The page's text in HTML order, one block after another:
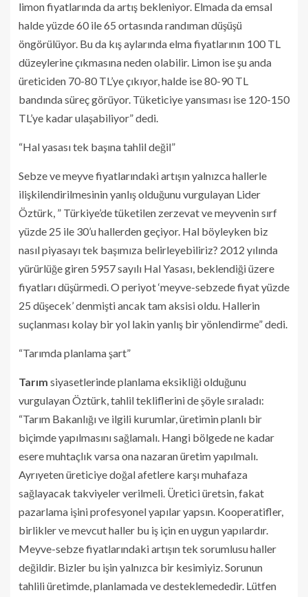
limon fiyatlarında da artış bekleniyor. Elmada da emsal
halde yüzde 60 ile 65 ortasında randıman düşüşü
öngörülüyor. Bu da kış aylarında elma fiyatlarının 100 TL
düzeylerine çıkmasına neden olabilir. Limon ise şu anda
üreticiden 70-80 TL’ye çıkıyor, halde ise 80-90 TL
bandında süreç görüyor. Tüketiciye yansıması ise 120-150
TL’ye kadar ulaşabiliyor” dedi.
“Hal yasası tek başına tahlil değil”
Sebze ve meyve fiyatlarındaki artışın yalnızca hallerle
ilişkilendirilmesinin yanlış olduğunu vurgulayan Lider
Öztürk, ” Türkiye’de tüketilen zerzevat ve meyvenin sırf
yüzde 25 ile 30’u hallerden geçiyor. Hal böyleyken biz
nasıl piyasayı tek başımıza belirleyebiliriz? 2012 yılında
yürürlüğe giren 5957 sayılı Hal Yasası, beklendiği üzere
fiyatları düşürmedi. O periyot ‘meyve-sebzede fiyat yüzde
25 düşecek’ denmişti ancak tam aksisi oldu. Hallerin
suçlanması kolay bir yol lakin yanlış bir yönlendirme” dedi.
“Tarımda planlama şart”
Tarım siyasetlerinde planlama eksikliği olduğunu
vurgulayan Öztürk, tahlil tekliflerini de şöyle sıraladı:
“Tarım Bakanlığı ve ilgili kurumlar, üretimin planlı bir
biçimde yapılmasını sağlamalı. Hangi bölgede ne kadar
esere muhtaçlık varsa ona nazaran üretim yapılmalı.
Ayrıyeten üreticiye doğal afetlere karşı muhafaza
sağlayacak takviyeler verilmeli. Üretici üretsin, fakat
pazarlama işini profesyonel yapılar yapsın. Kooperatifler,
birlikler ve mevcut haller bu iş için en uygun yapılardır.
Meyve-sebze fiyatlarındaki artışın tek sorumlusu haller
değildir. Bizler bu işin yalnızca bir kesimiyiz. Sorunun
tahlili üretimde, planlamada ve desteklemededir. Lütfen